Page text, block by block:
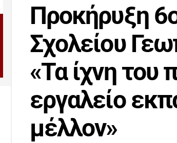
Προκήρυξη
Σχολείου
«Τα ίχνη του
εργαλείο
μέλλον»